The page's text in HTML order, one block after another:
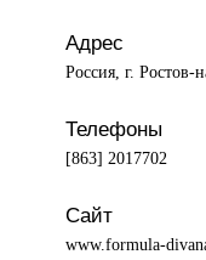
Адрес
Россия, г.
Телефоны
[863] 2017702
Сайт
www.formula-